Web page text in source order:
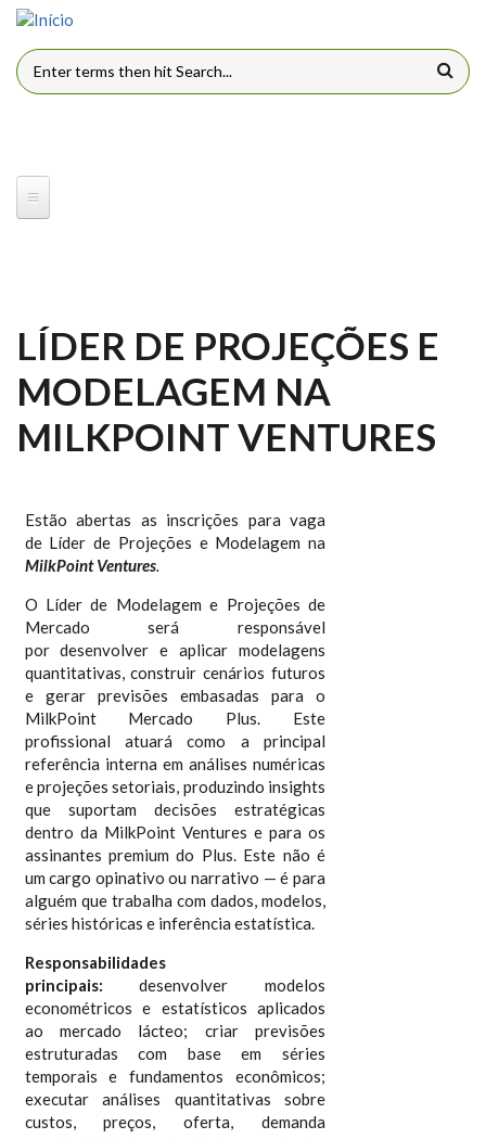
Pular para o conteúdo principal
FORMULÁRIO DE BUSCA
LÍDER DE PROJEÇÕES E
MODELAGEM NA
MILKPOINT VENTURES
Estão abertas as inscrições para vaga
de Líder de Projeções e Modelagem na
MilkPoint Ventures.
O Líder de Modelagem e Projeções de
Mercado será responsável
por desenvolver e aplicar modelagens
quantitativas, construir cenários futuros
e gerar previsões embasadas para o
MilkPoint Mercado Plus. Este
profissional atuará como a principal
referência interna em análises numéricas
e projeções setoriais, produzindo insights
que suportam decisões estratégicas
dentro da MilkPoint Ventures e para os
assinantes premium do Plus. Este não é
um cargo opinativo ou narrativo — é para
alguém que trabalha com dados, modelos,
séries históricas e inferência estatística.
Responsabilidades
principais:desenvolver modelos
econométricos e estatísticos aplicados
ao mercado lácteo; criar previsões
estruturadas com base em séries
temporais e fundamentos econômicos;
executar análises quantitativas sobre
custos, preços, oferta, demanda